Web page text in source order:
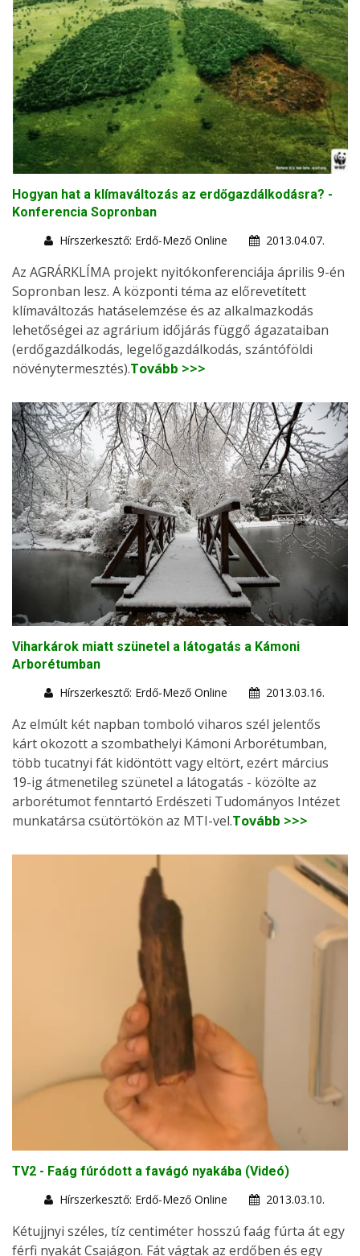
Hogyan hat a klímaváltozás az erdőgazdálkodásra? -
Konferencia Sopronban
Hírszerkesztő: Erdő-Mező Online
2013.04.07.
Az AGRÁRKLÍMA projekt nyitókonferenciája április 9-én
Sopronban lesz. A központi téma az előrevetített
klímaváltozás hatáselemzése és az alkalmazkodás
lehetőségei az agrárium időjárás függő ágazataiban
(erdőgazdálkodás, legelőgazdálkodás, szántóföldi
növénytermesztés).Tovább >>>
Viharkárok miatt szünetel a látogatás a Kámoni
Arborétumban
Hírszerkesztő: Erdő-Mező Online
2013.03.16.
Az elmúlt két napban tomboló viharos szél jelentős
kárt okozott a szombathelyi Kámoni Arborétumban,
több tucatnyi fát kidöntött vagy eltört, ezért március
19-ig átmenetileg szünetel a látogatás - közölte az
arborétumot fenntartó Erdészeti Tudományos Intézet
munkatársa csütörtökön az MTI-vel.Tovább >>>
TV2 - Faág fúródott a favágó nyakába (Videó)
Hírszerkesztő: Erdő-Mező Online
2013.03.10.
Kétujjnyi széles, tíz centiméter hosszú faág fúrta át egy
férfi nyakát Csajágon. Fát vágtak az erdőben és egy